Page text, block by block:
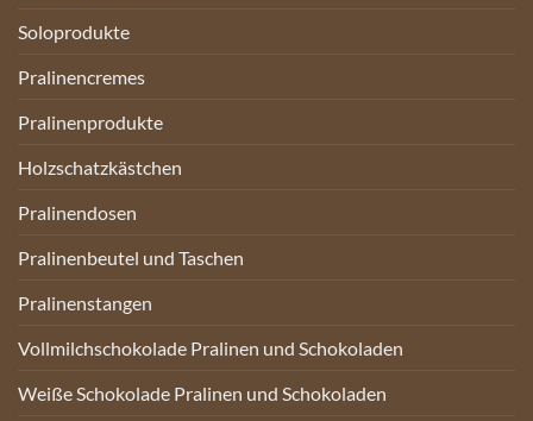
Soloprodukte
Pralinencremes
Pralinenprodukte
Holzschatzkästchen
Pralinendosen
Pralinenbeutel und Taschen
Pralinenstangen
Vollmilchschokolade Pralinen und Schokoladen
Weiße Schokolade Pralinen und Schokoladen